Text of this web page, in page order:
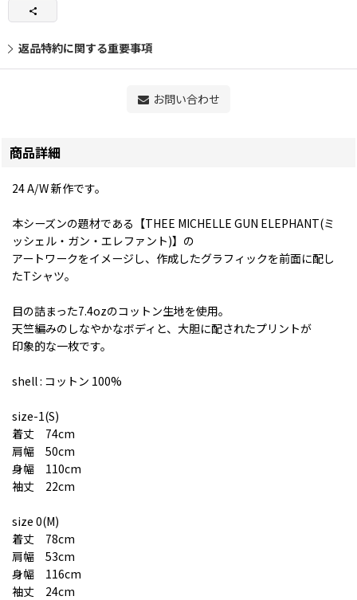
返品特約に関する重要事項
お問い合わせ
商品詳細
24 A/W 新作です。
本シーズンの題材である【THEE MICHELLE GUN ELEPHANT(ミ
ッシェル・ガン・エレファント)】の
アートワークをイメージし、作成したグラフィックを前面に配し
たTシャツ。
目の詰まった7.4ozのコットン生地を使用。
天竺編みのしなやかなボディと、大胆に配されたプリントが
印象的な一枚です。
shell : コットン 100%
size-1(S)
着丈 74cm
肩幅 50cm
身幅 110cm
袖丈 22cm
size 0(M)
着丈 78cm
肩幅 53cm
身幅 116cm
袖丈 24cm